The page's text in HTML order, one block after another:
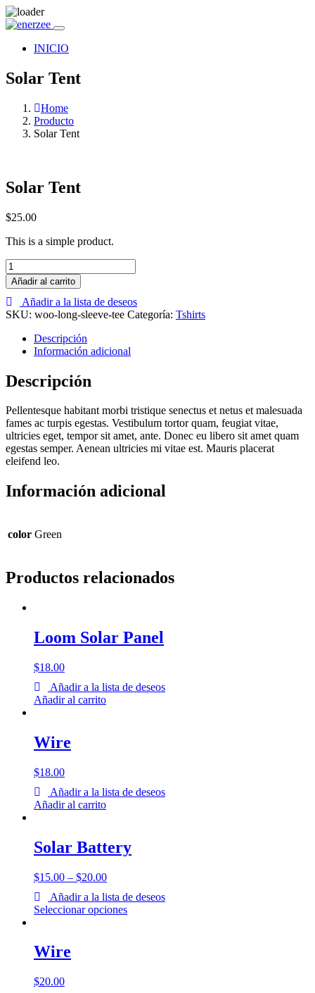
INICIO
Solar Tent
Home
Producto
Solar Tent
Solar Tent
$25.00
This is a simple product.
Solar
Tent
cantidad
Añadir al carrito
Añadir a la lista de deseos
SKU: woo-long-sleeve-tee Categoría: Tshirts
Descripción
Información adicional
Descripción
Pellentesque habitant morbi tristique senectus et netus et malesuada
fames ac turpis egestas. Vestibulum tortor quam, feugiat vitae,
ultricies eget, tempor sit amet, ante. Donec eu libero sit amet quam
egestas semper. Aenean ultricies mi vitae est. Mauris placerat
eleifend leo.
Información adicional
color Green
Productos relacionados
Loom Solar Panel
$18.00
Añadir a la lista de deseos
Añadir al carrito
Wire
$18.00
Añadir a la lista de deseos
Añadir al carrito
Solar Battery
$15.00 – $20.00
Añadir a la lista de deseos
Seleccionar opciones
Wire
$20.00